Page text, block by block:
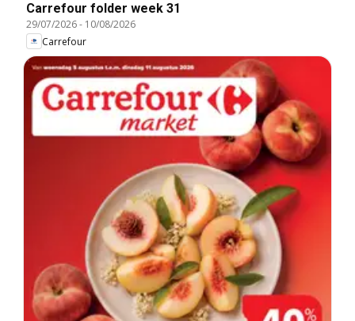
Carrefour folder week 31
29/07/2026- 10/08/2026
Carrefour